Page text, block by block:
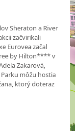
Sheraton a River
začvirikali
Eurovea začal
by Hilton**** v
Zakarová,
môžu hostia
ktorý doteraz